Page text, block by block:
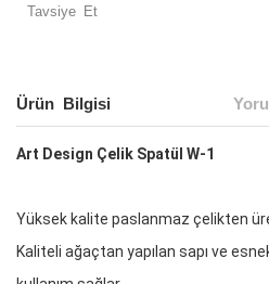
Tavsiye Et
Ürün Bilgisi
Art Design Çelik Spatül W-1
Yüksek kalite paslanmaz çelikten
Kaliteli ağaçtan yapılan sapı ve